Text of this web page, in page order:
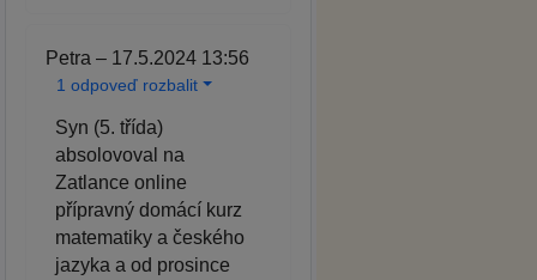
Petra – 17.5.2024 13:56
1 odpoveď rozbalit
Syn (5. třída)
absolovoval na
Zatlance online
přípravný domácí kurz
matematiky a českého
jazyka a od prosince